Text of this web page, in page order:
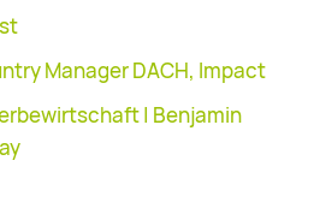
Manager DACH, Impact
| Benjamin